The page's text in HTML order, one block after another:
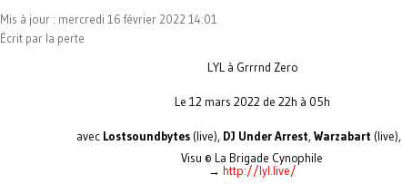
Mis à jour : mercredi 16 février 2022 14:01
Écrit par la perte
LYL à Grrrnd Zero
Le 12 mars 2022 de 22h à 05h
avecLostsoundbytes(live), DJ Under Arrest,Warzabart (live),
Visu © La Brigade Cynophile
→ http://lyl.live/